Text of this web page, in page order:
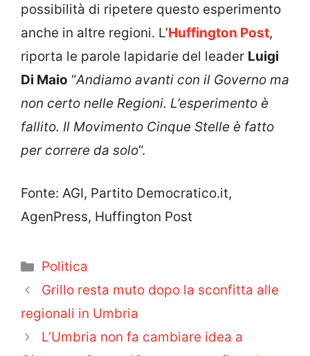
possibilità di ripetere questo esperimento
anche in altre regioni. L’Huffington Post,
riporta le parole lapidarie del leader Luigi
Di Maio “Andiamo avanti con il Governo ma
non certo nelle Regioni. L’esperimento è
fallito. Il Movimento Cinque Stelle è fatto
per correre da solo“.
Fonte: AGI, Partito Democratico.it,
AgenPress, Huffington Post
Categorie
Politica
Grillo resta muto dopo la sconfitta alle
regionali in Umbria
L’Umbria non fa cambiare idea a